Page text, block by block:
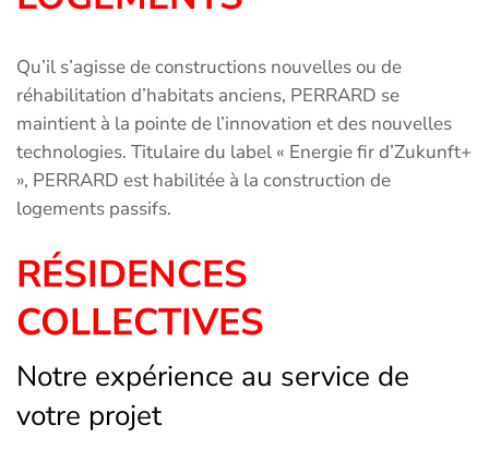
Qu’il s’agisse de constructions nouvelles ou de
réhabilitation d’habitats anciens, PERRARD se
maintient à la pointe de l’innovation et des nouvelles
technologies. Titulaire du label « Energie fir d’Zukunft+
», PERRARD est habilitée à la construction de
logements passifs.
RÉSIDENCES
COLLECTIVES
Notre expérience au service de
votre projet